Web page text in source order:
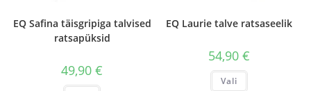
EQ Safina täisgripiga talvised
ratsapüksid
49,90€
EQ Laurie talve ratsaseelik
54,90 €
Vali
Sellel